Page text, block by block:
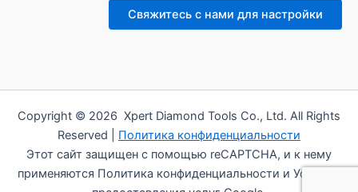
Свяжитесь с нами для настройки
Copyright © 2026 Xpert Diamond Tools Co., Ltd. All Rights
Reserved | Политика конфиденциальности
Этот сайт защищен с помощью reCAPTCHA, и к нему
применяются Политика конфиденциальности и Условия